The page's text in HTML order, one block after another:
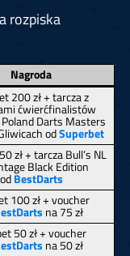
rozpiska
Nagroda
200 zł + tarcza z
ćwierćfinalistów
Darts Masters
odSuperbet
zł + tarcza Bull’s NL
Black Edition
odBestDarts
100 zł + voucher
na 75 zł
50 zł + voucher
na 50 zł